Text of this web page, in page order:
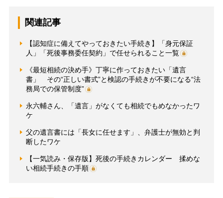
関連記事
【認知症に備えてやっておきたい手続き】「身元保証
人」「死後事務委任契約」で任せられること一覧
《最短相続の決め手》丁寧に作っておきたい「遺言
書」 その“正しい書式”と検認の手続きが不要になる“法
務局での保管制度”
永六輔さん、「遺言」がなくても相続でもめなかったワ
ケ
父の遺言書には「長女に任せます」、弁護士が無効と判
断したワケ
【一気読み・保存版】死後の手続きカレンダー 揉めな
い相続手続きの手順